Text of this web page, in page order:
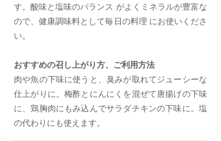
す。酸味と塩味のバランス がよくミネラルが豊富な
ので、健康調味料として毎日の料理 にお使いくださ
い。
おすすめの召し上がり方、ご利用方法
肉や魚の下味に使うと、臭みが取れてジューシーな
仕上がりに。梅酢とにんにくを混ぜて唐揚げの下味
に、鶏胸肉にもみ込んでサラダチキンの下味に。塩
の代わりにも使えます。